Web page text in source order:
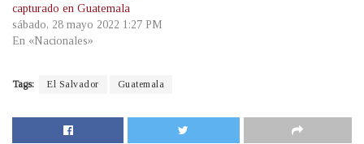
capturado en Guatemala
sábado, 28 mayo 2022 1:27 PM
En «Nacionales»
Tags: El Salvador Guatemala